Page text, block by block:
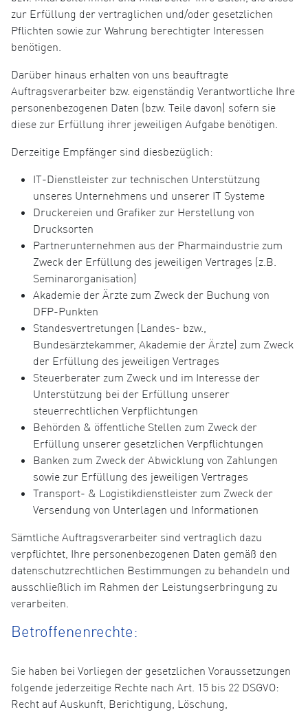
zur Erfüllung der vertraglichen und/oder gesetzlichen
Pflichten sowie zur Wahrung berechtigter Interessen
benötigen.
Darüber hinaus erhalten von uns beauftragte
Auftragsverarbeiter bzw. eigenständig Verantwortliche Ihre
personenbezogenen Daten (bzw. Teile davon) sofern sie
diese zur Erfüllung ihrer jeweiligen Aufgabe benötigen.
Derzeitige Empfänger sind diesbezüglich:
IT-Dienstleister zur technischen Unterstützung
unseres Unternehmens und unserer IT Systeme
Druckereien und Grafiker zur Herstellung von
Drucksorten
Partnerunternehmen aus der Pharmaindustrie zum
Zweck der Erfüllung des jeweiligen Vertrages (z.B.
Seminarorganisation)
Akademie der Ärzte zum Zweck der Buchung von
DFP-Punkten
Standesvertretungen (Landes- bzw.,
Bundesärztekammer, Akademie der Ärzte) zum Zweck
der Erfüllung des jeweiligen Vertrages
Steuerberater zum Zweck und im Interesse der
Unterstützung bei der Erfüllung unserer
steuerrechtlichen Verpflichtungen
Behörden & öffentliche Stellen zum Zweck der
Erfüllung unserer gesetzlichen Verpflichtungen
Banken zum Zweck der Abwicklung von Zahlungen
sowie zur Erfüllung des jeweiligen Vertrages
Transport- & Logistikdienstleister zum Zweck der
Versendung von Unterlagen und Informationen
Sämtliche Auftragsverarbeiter sind vertraglich dazu
verpflichtet, Ihre personenbezogenen Daten gemäß den
datenschutzrechtlichen Bestimmungen zu behandeln und
ausschließlich im Rahmen der Leistungserbringung zu
verarbeiten.
Betroffenenrechte:
Sie haben bei Vorliegen der gesetzlichen Voraussetzungen
folgende jederzeitige Rechte nach Art. 15 bis 22 DSGVO:
Recht auf Auskunft, Berichtigung, Löschung,